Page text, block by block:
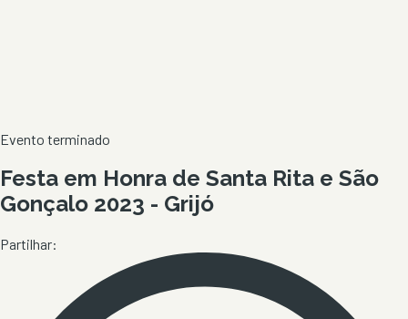
Evento terminado
Festa em Honra de Santa Rita e São
Gonçalo 2023 - Grijó
Partilhar: